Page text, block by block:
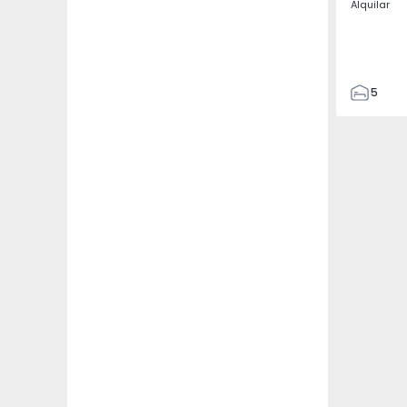
Alquilar
5